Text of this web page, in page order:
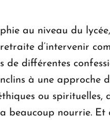
au niveau du
d’intervenir
de différentes
à une approche
ou
beaucoup nourrie.